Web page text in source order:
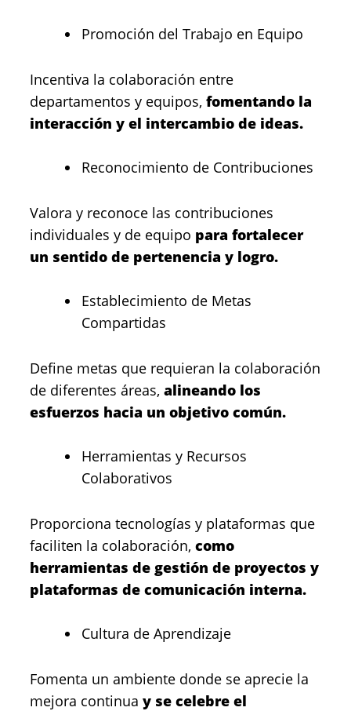
Promoción del Trabajo en Equipo
Incentiva la colaboración entre
departamentos y equipos, fomentando la
interacción y el intercambio de ideas.
Reconocimiento de Contribuciones
Valora y reconoce las contribuciones
individuales y de equipo para fortalecer
un sentido de pertenencia y logro.
Establecimiento de Metas
Compartidas
Define metas que requieran la colaboración
de diferentes áreas, alineando los
esfuerzos hacia un objetivo común.
Herramientas y Recursos
Colaborativos
Proporciona tecnologías y plataformas que
faciliten la colaboración, como
herramientas de gestión de proyectos y
plataformas de comunicación interna.
Cultura de Aprendizaje
Fomenta un ambiente donde se aprecie la
mejora continua y se celebre el